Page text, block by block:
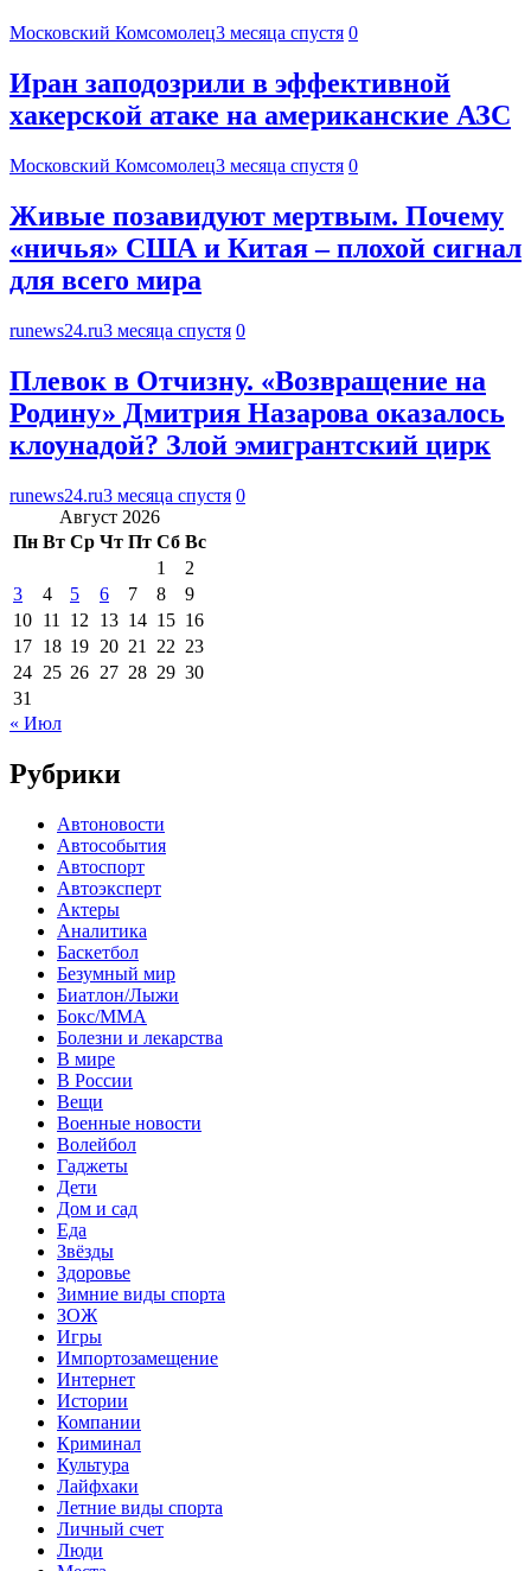
Московский Комсомолец3 месяца спустя 0
Иран заподозрили в эффективной
хакерской атаке на американские АЗС
Московский Комсомолец3 месяца спустя 0
Живые позавидуют мертвым. Почему
«ничья» США и Китая – плохой сигнал
для всего мира
runews24.ru3 месяца спустя 0
Плевок в Отчизну. «Возвращение на
Родину» Дмитрия Назарова оказалось
клоунадой? Злой эмигрантский цирк
runews24.ru3 месяца спустя 0
Август 2026
Пн Вт Ср Чт Пт Сб Вс
1
2
3
4 5 6 7 8
9
10 11 12 13 14 15 16
17 18 19 20 21 22 23
24 25 26 27 28 29 30
31
« Июл
Рубрики
Автоновости
Автособытия
Автоспорт
Автоэксперт
Актеры
Аналитика
Баскетбол
Безумный мир
Биатлон/Лыжи
Бокс/MMA
Болезни и лекарства
В мире
В России
Вещи
Военные новости
Волейбол
Гаджеты
Дети
Дом и сад
Еда
Звёзды
Здоровье
Зимние виды спорта
ЗОЖ
Игры
Импортозамещение
Интернет
Истории
Компании
Криминал
Культура
Лайфхаки
Летние виды спорта
Личный счет
Люди